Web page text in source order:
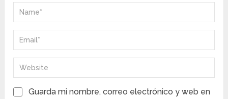
Guarda mi nombre, correo electrónico y web en